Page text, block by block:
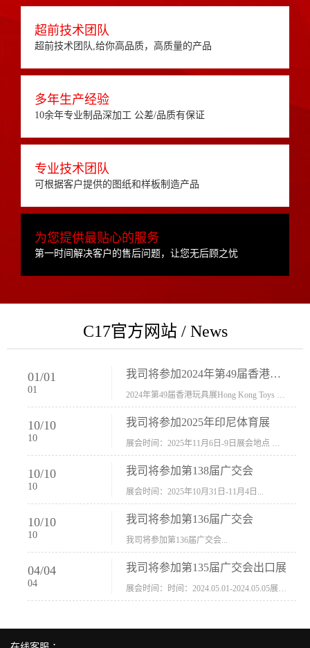
超前技术团队
超前技术团队,给你高品质，高质量的产品
多年生产经验
10余年专业制品深加工 公差/品质有保证
专业技术团队
可根据客户提供的图纸和样板制造产品
为您提供最贴心的服务
第一时间解决客户的售后问题，让您无后顾之忧
C17官方网站 / News
01/01
01
我司将参加2024年第49届香港玩具展Hong Kong Toys & Games Fair 欢迎新···
10/10
10
我司将参加2025年印尼体育展
10/10
10
我司将参加第138届广交会
展会时间：2025年10月31日-11月4日...
10/10
10
我司将参加第136届广交会
我司将参加第136届广交会...
04/04
04
我司将参加第135届广交会出口展
展会时间：时间：2024.05.01-2024.05.05展会地址：中国进出口商品交易会展馆福建康莱宝公司展位号12.1G37-38、H11-12，浙江康莱宝展位号17.1B23-24、C19-20...